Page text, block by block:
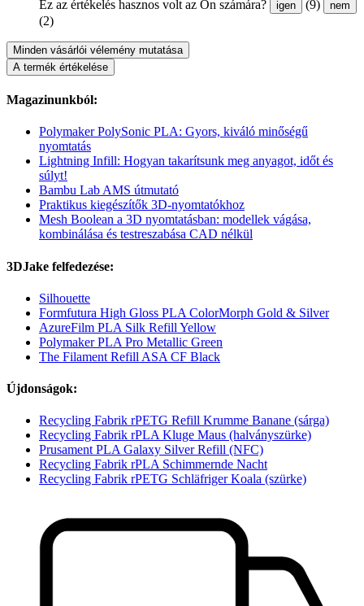
Ez az értékelés hasznos volt az Ön számára? igen (9) nem
(2)
Minden vásárlói vélemény mutatása
A termék értékelése
Magazinunkból:
Polymaker PolySonic PLA: Gyors, kiváló minőségű
nyomtatás
Lightning Infill: Hogyan takarítsunk meg anyagot, időt és
súlyt!
Bambu Lab AMS útmutató
Praktikus kiegészítők 3D-nyomtatókhoz
Mesh Boolean a 3D nyomtatásban: modellek vágása,
kombinálása és testreszabása CAD nélkül
3DJake felfedezése:
Silhouette
Formfutura High Gloss PLA ColorMorph Gold & Silver
AzureFilm PLA Silk Refill Yellow
Polymaker PLA Pro Metallic Green
The Filament Refill ASA CF Black
Újdonságok:
Recycling Fabrik rPETG Refill Krumme Banane (sárga)
Recycling Fabrik rPLA Kluge Maus (halványszürke)
Prusament PLA Galaxy Silver Refill (NFC)
Recycling Fabrik rPLA Schimmernde Nacht
Recycling Fabrik rPETG Schläfriger Koala (szürke)